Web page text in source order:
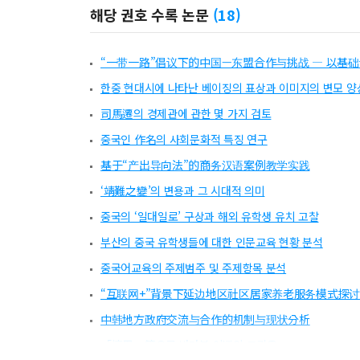
해당 권호 수록 논문 (18)
“一带一路”倡议下的中国—东盟合作与挑战 ― 以基
한중 현대시에 나타난 베이징의 표상과 이미지의 변모 양
司馬遷의 경제관에 관한 몇 가지 검토
중국인 作名의 사회문화적 특징 연구
基于“产出导向法”的商务汉语案例教学实践
‘靖難之變’의 변용과 그 시대적 의미
중국의 ‘일대일로’ 구상과 해외 유학생 유치 고찰
부산의 중국 유학생들에 대한 인문교육 현황 분석
중국어교육의 주제범주 및 주제항목 분석
“互联网+”背景下延边地区社区居家养老服务模式探讨
中韩地方政府交流与合作的机制与现状分析